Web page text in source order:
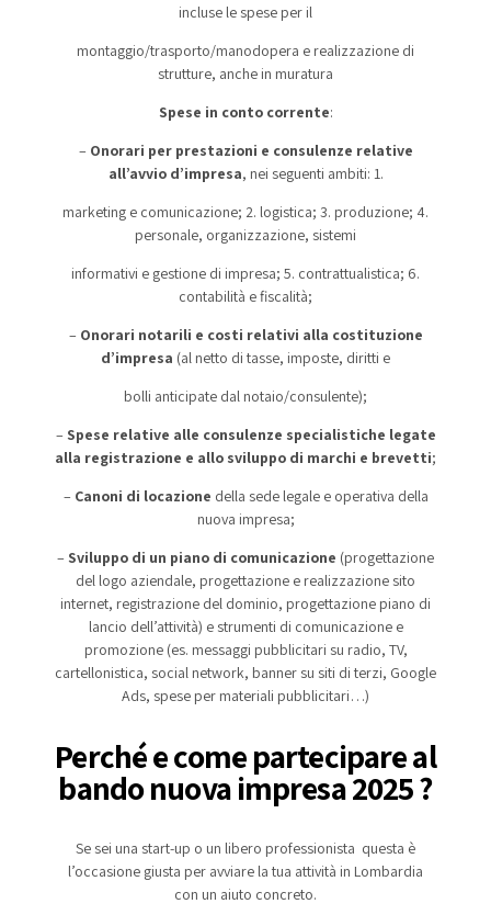
incluse le spese per il
montaggio/trasporto/manodopera e realizzazione di
strutture, anche in muratura
Spese in conto corrente:
– Onorari per prestazioni e consulenze relative
all’avvio d’impresa, nei seguenti ambiti: 1.
marketing e comunicazione; 2. logistica; 3. produzione; 4.
personale, organizzazione, sistemi
informativi e gestione di impresa; 5. contrattualistica; 6.
contabilità e fiscalità;
– Onorari notarili e costi relativi alla costituzione
d’impresa (al netto di tasse, imposte, diritti e
bolli anticipate dal notaio/consulente);
– Spese relative alle consulenze specialistiche legate
alla registrazione e allo sviluppo di marchi e brevetti;
– Canoni di locazione della sede legale e operativa della
nuova impresa;
– Sviluppo di un piano di comunicazione (progettazione
del logo aziendale, progettazione e realizzazione sito
internet, registrazione del dominio, progettazione piano di
lancio dell’attività) e strumenti di comunicazione e
promozione (es. messaggi pubblicitari su radio, TV,
cartellonistica, social network, banner su siti di terzi, Google
Ads, spese per materiali pubblicitari…)
Perché e come partecipare al
bando nuova impresa 2025 ?
Se sei una start-up o un libero professionista questa è
l’occasione giusta per avviare la tua attività in Lombardia
con un aiuto concreto.